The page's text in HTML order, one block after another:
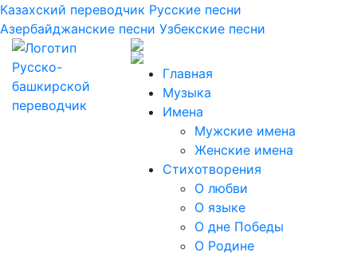
Казахский переводчик Русские песни
Азербайджанские песни Узбекские песни
Главная
Музыка
Имена
Мужские имена
Женские имена
Стихотворения
О любви
О языке
О дне Победы
О Родине